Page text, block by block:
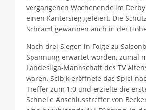
vergangenen Wochenende im
einen Kantersieg gefeiert. Die
Schraml gewannen auch in der
Nach drei Siegen in Folge zu
Spannung erwartet worden, zumal
Landesliga-Mannschaft des TV
waren. Scibik eröffnete das Spiel
Treffer zum 1:0 und erzielte die
Schnelle Anschlusstreffer von